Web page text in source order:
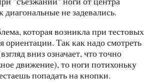
не задевались.
которая возникла при тестовых
ориентации. Так как надо смотреть
вниз означает, что точно
движение), то ноги потихоньку
попадать на кнопки.